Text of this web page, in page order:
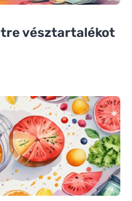
vésztartalékot